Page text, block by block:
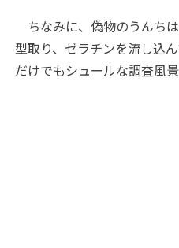
ちなみに、偽物のうんち
型取り、ゼラチンを流し込
だけでもシュールな調査風景